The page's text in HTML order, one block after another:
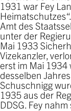
1931 war Fey
Amt des
unter der
Mai 1933
Vizekanzler,
erst im Mai
desselben
Schuschnigg
1935 aus der
DDSG. Fey